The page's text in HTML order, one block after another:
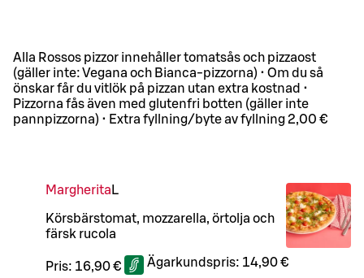
Alla Rossos pizzor innehåller tomatsås och pizzaost
(gäller inte: Vegana och Bianca-pizzorna) • Om du så
önskar får du vitlök på pizzan utan extra kostnad •
Pizzorna fås även med glutenfri botten (gäller inte
pannpizzorna) • Extra fyllning/byte av fyllning 2,00 €
Margherita L
Körsbärstomat, mozzarella, örtolja och
färsk rucola
Pris: 16,90 € Ägarkundspris: 14,90 €